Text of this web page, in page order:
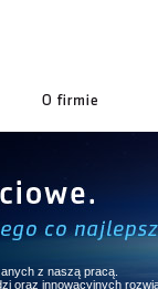
z naszą pracą.
oraz innowacyjnych